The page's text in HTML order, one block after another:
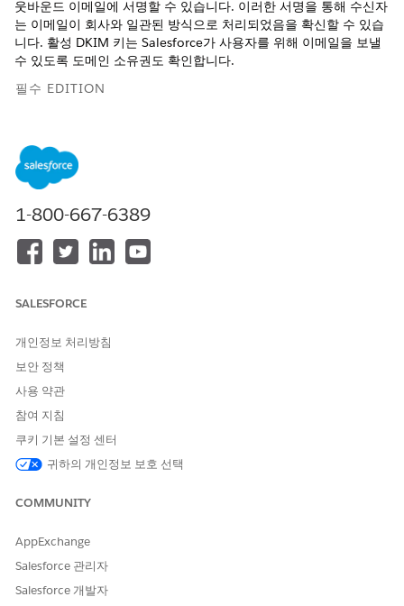
웃바운드 이메일에 서명할 수 있습니다. 이러한 서명을 통해 수신자
는 이메일이 회사와 일관된 방식으로 처리되었음을 확신할 수 있습
니다. 활성 DKIM 키는 Salesforce가 사용자를 위해 이메일을 보낼
수 있도록 도메인 소유권도 확인합니다.
필수 EDITION
지원 제품:
DKIM 키를 만들기 전에 목적과 DKIM 키 순환 및 도메인 일치
가 작동하는 방식을 이해하십시오.
DKIM 키 만들기
인지 증명하기 위해 이메일에 디지털 서명을 첨부하는 보안 표
이 변경되거나 위조되지 않았는지 확인할 수 있습니다. DKIM은
이메일 공급자와의 Trust 구축하므로 메시지가 스팸 폴더 대신
받은 Inbox 배치될 가능성이 높습니다. 활성 DKIM 키는
Salesforce가 사용자를 위해 이메일을 보낼 수 있도록 도메인
소유권을 확인합니다.
다음 사항도 참조:
이메일 보안 메커니즘
이 기사를 통해 문제를 해결했습니까?
1-800-667-6389
SALESFORCE
개인정보 처리방침
보안 정책
사용 약관
참여 지침
쿠키 기본 설정 센터
귀하의 개인정보 보호 선택
COMMUNITY
AppExchange
Salesforce 관리자
Salesforce 개발자